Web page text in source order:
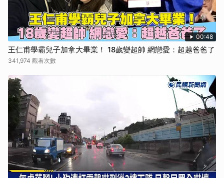
00:48
王仁甫學霸兒子加拿大畢業！ 18歲變超帥 網戀愛：超越爸爸了
341,974 觀看次數